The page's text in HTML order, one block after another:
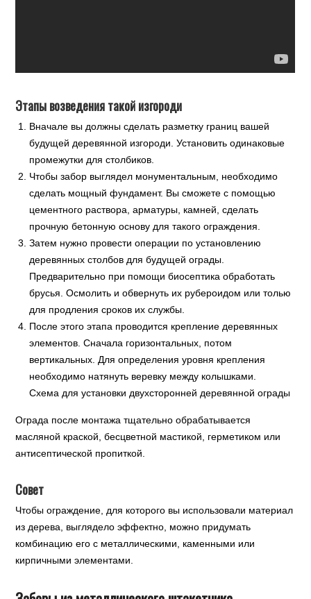
Этапы возведения такой изгороди
Вначале вы должны сделать разметку границ вашей
будущей деревянной изгороди. Установить одинаковые
промежутки для столбиков.
Чтобы забор выглядел монументальным, необходимо
сделать мощный фундамент. Вы сможете с помощью
цементного раствора, арматуры, камней, сделать
прочную бетонную основу для такого ограждения.
Затем нужно провести операции по установлению
деревянных столбов для будущей ограды.
Предварительно при помощи биосептика обработать
брусья. Осмолить и обвернуть их рубероидом или толью
для продления сроков их службы.
После этого этапа проводится крепление деревянных
элементов. Сначала горизонтальных, потом
вертикальных. Для определения уровня крепления
необходимо натянуть веревку между колышками.
Схема для установки двухсторонней деревянной ограды
Ограда после монтажа тщательно обрабатывается
масляной краской, бесцветной мастикой, герметиком или
антисептической пропиткой.
Совет
Чтобы ограждение, для которого вы использовали материал
из дерева, выглядело эффектно, можно придумать
комбинацию его с металлическими, каменными или
кирпичными элементами.